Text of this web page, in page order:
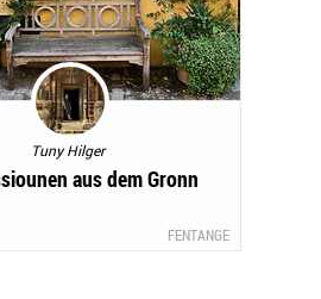
Tuny Hilger
aus dem Gronn
FENTANGE